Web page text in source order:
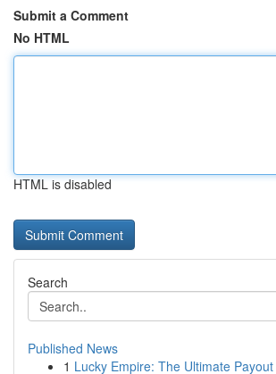
Submit a Comment
No HTML
HTML is disabled
Search
Published News
1 Lucky Empire: The Ultimate Payout